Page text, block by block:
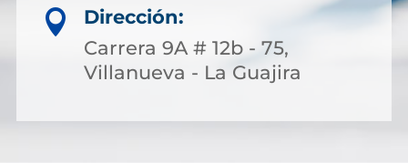

Dirección:
Carrera 9A # 12b - 75,
Villanueva - La Guajira